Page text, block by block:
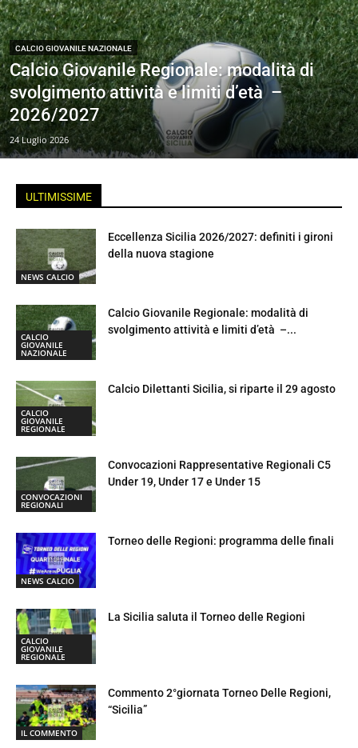
CALCIO GIOVANILE NAZIONALE
Calcio Giovanile Regionale: modalità di
svolgimento attività e limiti d’età –
2026/2027
24 Luglio 2026
ULTIMISSIME
NEWS CALCIO
Eccellenza Sicilia 2026/2027: definiti i gironi
della nuova stagione
CALCIO
GIOVANILE
NAZIONALE
Calcio Giovanile Regionale: modalità di
svolgimento attività e limiti d’età –...
CALCIO
GIOVANILE
REGIONALE
Calcio Dilettanti Sicilia, si riparte il 29 agosto
CONVOCAZIONI
REGIONALI
Convocazioni Rappresentative Regionali C5
Under 19, Under 17 e Under 15
NEWS CALCIO
Torneo delle Regioni: programma delle finali
CALCIO
GIOVANILE
REGIONALE
La Sicilia saluta il Torneo delle Regioni
IL COMMENTO
Commento 2°giornata Torneo Delle Regioni,
“Sicilia”